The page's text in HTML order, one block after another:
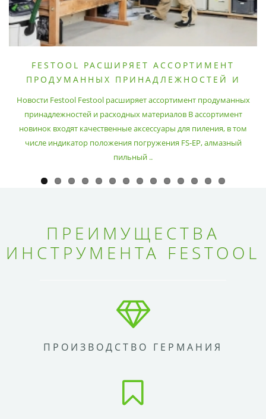
FESTOOL РАСШИРЯЕТ АССОРТИМЕНТ
ПРОДУМАННЫХ ПРИНАДЛЕЖНОСТЕЙ И
Новости Festool Festool расширяет ассортимент продуманных
принадлежностей и расходных материалов В ассортимент
новинок входят качественные аксессуары для пиления, в том
числе индикатор положения погружения FS-EP, алмазный
пильный ..
ПРЕИМУЩЕСТВА
ИНСТРУМЕНТА FESTOOL
ПРОИЗВОДСТВО ГЕРМАНИЯ